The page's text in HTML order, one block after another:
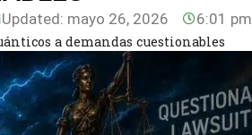
Updated: mayo 26, 2026 6:01 pm
a demandas cuestionables